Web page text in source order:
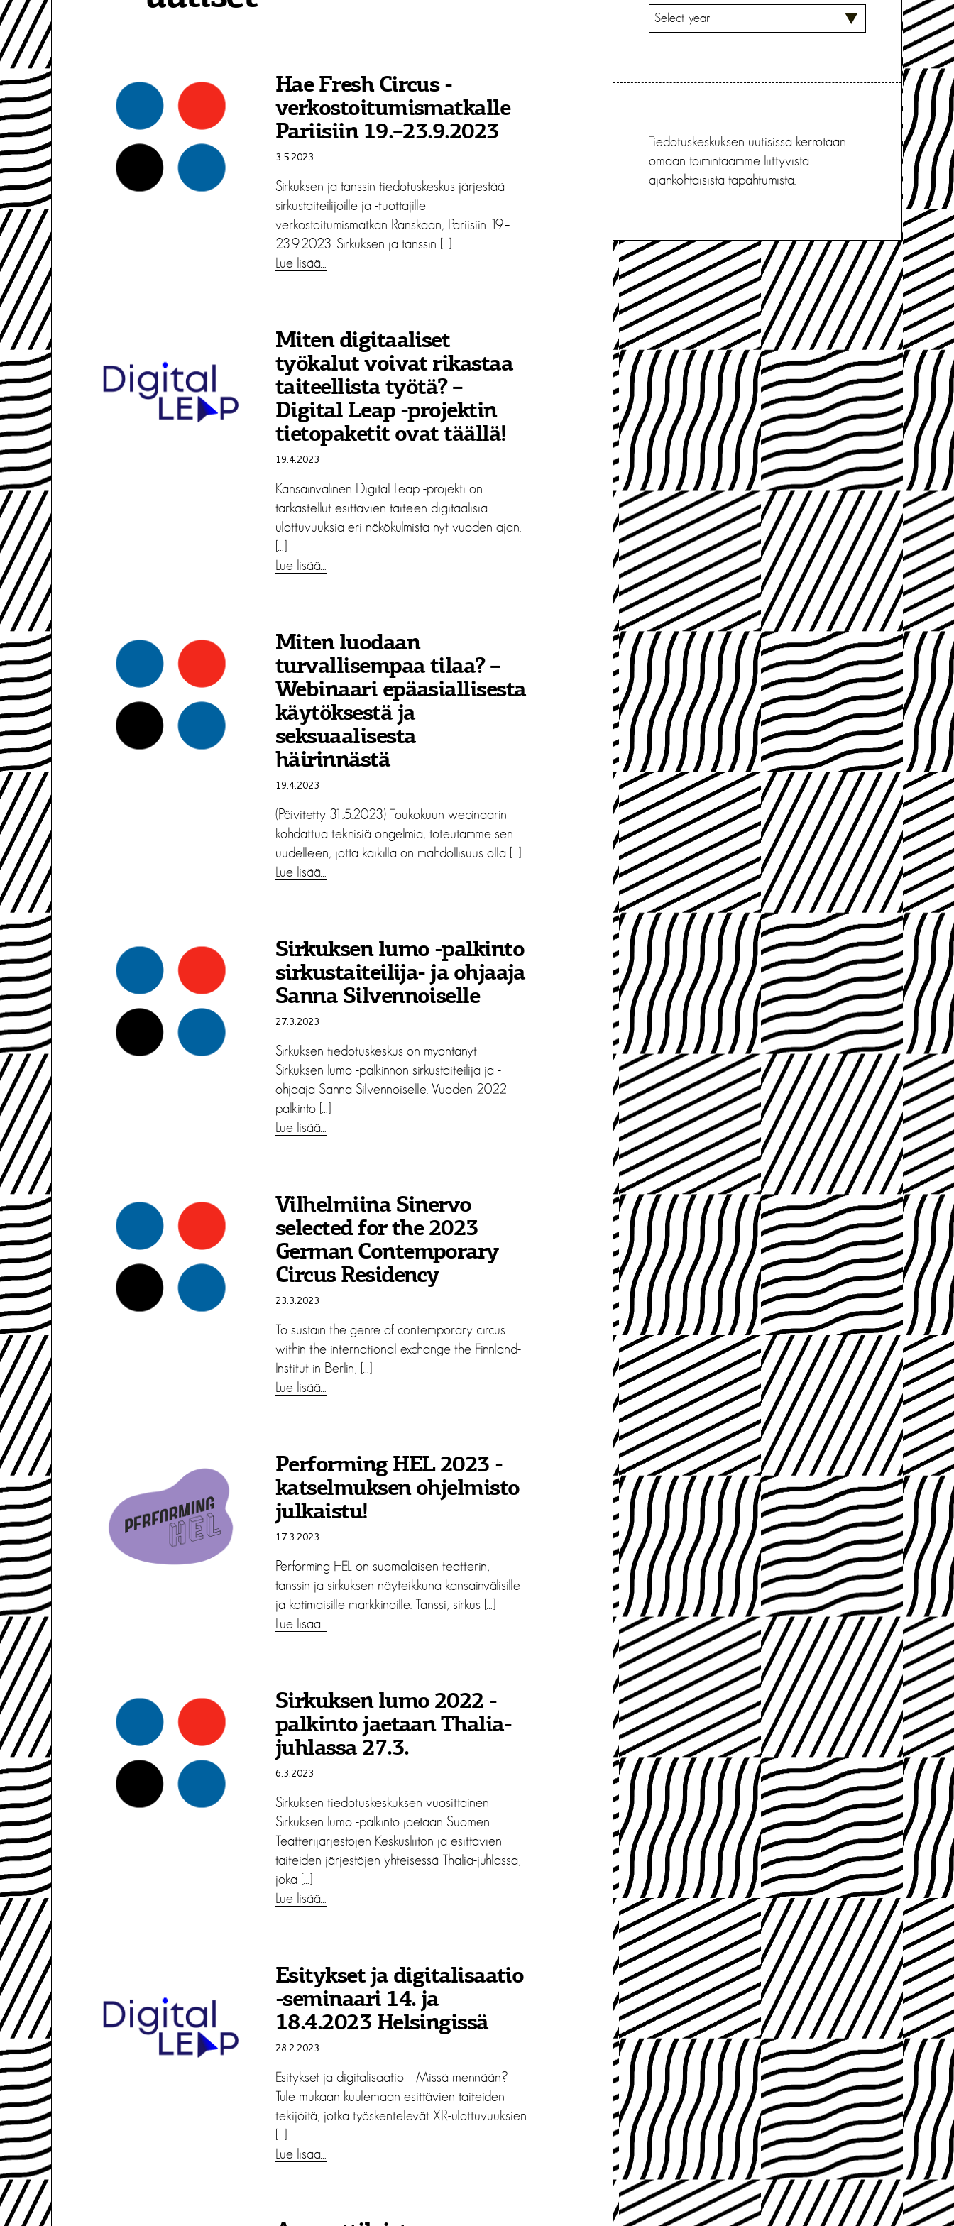
Hae Fresh Circus -
verkostoitumis­matkalle
Pariisiin 19.–23.9.2023
3.5.2023
Sirkuksen ja tanssin tiedotuskeskus järjestää
sirkustaiteilijoille ja -tuottajille
verkostoitumismatkan Ranskaan, Pariisiin 19.–
23.9.2023. Sirkuksen ja tanssin […]
Lue lisää…
Miten digitaaliset
työkalut voivat rikastaa
taiteellista työtä? –
Digital Leap -projektin
tietopaketit ovat täällä!
19.4.2023
Kansainvälinen Digital Leap -projekti on
tarkastellut esittävien taiteen digitaalisia
ulottuvuuksia eri näkökulmista nyt vuoden ajan.
[…]
Lue lisää…
Miten luodaan
turvallisempaa tilaa? –
Webinaari epäasiallisesta
käytöksestä ja
seksuaalisesta
häirinnästä
19.4.2023
(Päivitetty 31.5.2023) Toukokuun webinaarin
kohdattua teknisiä ongelmia, toteutamme sen
uudelleen, jotta kaikilla on mahdollisuus olla […]
Lue lisää…
Sirkuksen lumo -palkinto
sirkustaiteilija- ja ohjaaja
Sanna Silvennoiselle
27.3.2023
Sirkuksen tiedotuskeskus on myöntänyt
Sirkuksen lumo -palkinnon sirkustaiteilija ja -
ohjaaja Sanna Silvennoiselle. Vuoden 2022
palkinto […]
Lue lisää…
Vilhelmiina Sinervo
selected for the 2023
German Contemporary
Circus Residency
23.3.2023
To sustain the genre of contemporary circus
within the international exchange the Finnland-
Institut in Berlin, […]
Lue lisää…
Performing HEL 2023 -
katselmuksen ohjelmisto
julkaistu!
17.3.2023
Performing HEL on suomalaisen teatterin,
tanssin ja sirkuksen näyteikkuna kansainvälisille
ja kotimaisille markkinoille. Tanssi, sirkus […]
Lue lisää…
Sirkuksen lumo 2022 -
palkinto jaetaan Thalia-
juhlassa 27.3.
6.3.2023
Sirkuksen tiedotuskeskuksen vuosittainen
Sirkuksen lumo -palkinto jaetaan Suomen
Teatterijärjestöjen Keskusliiton ja esittävien
taiteiden järjestöjen yhteisessä Thalia-juhlassa,
joka […]
Lue lisää…
Esitykset ja digitalisaatio
-seminaari 14. ja
18.4.2023 Helsingissä
28.2.2023
Esitykset ja digitalisaatio – Missä mennään?
Tule mukaan kuulemaan esittävien taiteiden
tekijöitä, jotka työskentelevät XR-ulottuvuuksien
[…]
Lue lisää…
V
A
T
Tiedotuskeskuksen uutisissa kerrotaan
omaan toimintaamme liittyvistä
ajankohtaisista tapahtumista.